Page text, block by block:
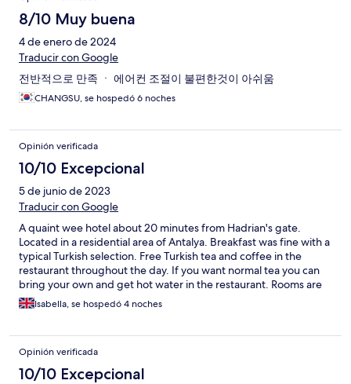
8/10 Muy buena
4 de enero de 2024
Traducir con Google
전반적으로 만족 ㆍ 에어컨 조절이 불편한것이 아쉬움
CHANGSU, se hospedó 6 noches
Opinión verificada
10/10 Excepcional
5 de junio de 2023
Traducir con Google
A quaint wee hotel about 20 minutes from Hadrian's gate.
Located in a residential area of Antalya. Breakfast was fine with a
typical Turkish selection. Free Turkish tea and coffee in the
restaurant throughout the day. If you want normal tea you can
bring your own and get hot water in the restaurant. Rooms are
basic but comfortable and have a fridge. Staff are lovely. Good
for a quiet break.
Isabella, se hospedó 4 noches
Opinión verificada
10/10 Excepcional